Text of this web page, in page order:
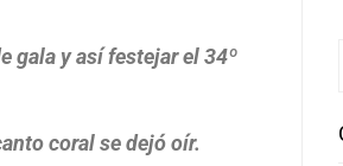
gala y así festejar el 34º
coral se dejó oír.